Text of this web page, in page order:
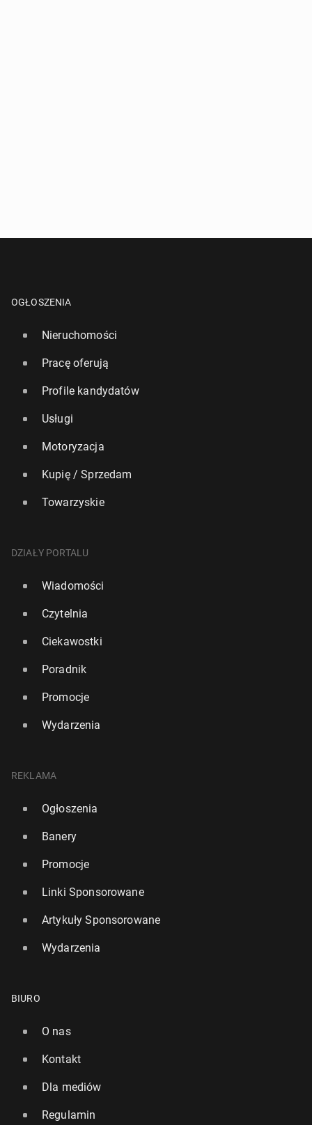
OGŁOSZENIA
Nieruchomości
Pracę oferują
Profile kandydatów
Usługi
Motoryzacja
Kupię / Sprzedam
Towarzyskie
DZIAŁY PORTALU
Wiadomości
Czytelnia
Ciekawostki
Poradnik
Promocje
Wydarzenia
REKLAMA
Ogłoszenia
Banery
Promocje
Linki Sponsorowane
Artykuły Sponsorowane
Wydarzenia
BIURO
O nas
Kontakt
Dla mediów
Regulamin